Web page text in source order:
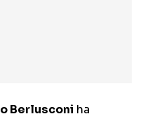
Berlusconi ha